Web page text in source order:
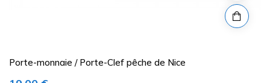
Porte-monnaie / Porte-Clef pêche de Nice
Prix